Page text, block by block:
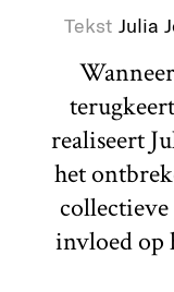
Tekst Julia
realiseert
het
invloed op